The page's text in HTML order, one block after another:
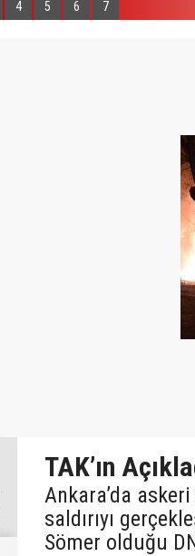
4 5 6 7
TAK’ın
Ankara’da
saldırıyı
Sömer olduğu